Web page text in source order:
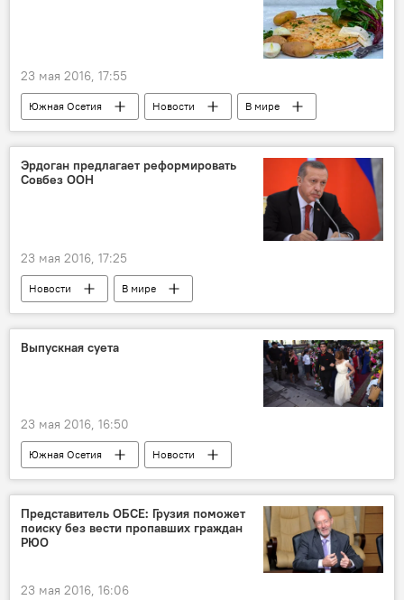
23 мая 2016, 17:55
Южная Осетия Новости В мире
Эрдоган предлагает реформировать
Совбез ООН
23 мая 2016, 17:25
Новости В мире
Выпускная суета
23 мая 2016, 16:50
Южная Осетия Новости
Представитель ОБСЕ: Грузия поможет
поиску без вести пропавших граждан
РЮО
23 мая 2016, 16:06